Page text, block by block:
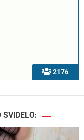
2176
SVIDELO: